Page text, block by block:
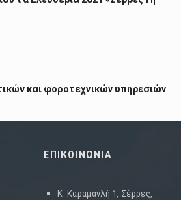
και φοροτεχνικών υπηρεσιών
ΕΠΙΚΟΙΝΩΝΙΑ
Κ. Καραμανλή 1, Σέρρες,